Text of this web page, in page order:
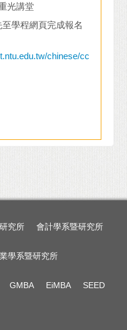
光講堂
學程網頁完成報名
chinese/cc
究所 會計學系暨研究所
學系暨研究所
GMBA EiMBA SEED